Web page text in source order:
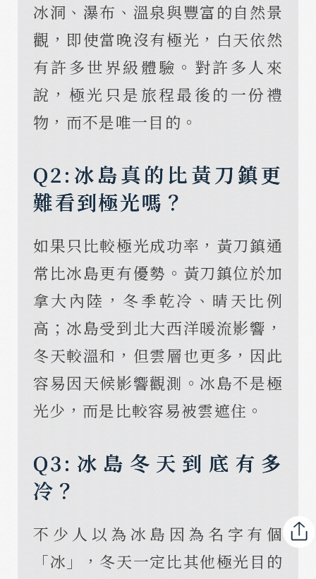
冰洞、瀑布、溫泉與豐富的自然景
觀，即使當晚沒有極光，白天依然
有許多世界級體驗。對許多人來
說，極光只是旅程最後的一份禮
物，而不是唯一目的。
Q2:冰島真的比黃刀鎮更
難看到極光嗎？
如果只比較極光成功率，黃刀鎮通
常比冰島更有優勢。黃刀鎮位於加
拿大內陸，冬季乾冷、晴天比例
高；冰島受到北大西洋暖流影響，
冬天較溫和，但雲層也更多，因此
容易因天候影響觀測。冰島不是極
光少，而是比較容易被雲遮住。
Q3:冰島冬天到底有多
冷？
不少人以為冰島因為名字有個
「冰」，冬天一定比其他極光目的